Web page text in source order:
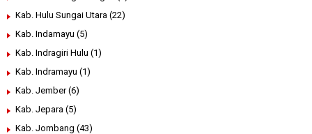
Kab. Hulu Sungai Utara (22)
Kab. Indamayu (5)
Kab. Indragiri Hulu (1)
Kab. Indramayu (1)
Kab. Jember (6)
Kab. Jepara (5)
Kab. Jombang (43)